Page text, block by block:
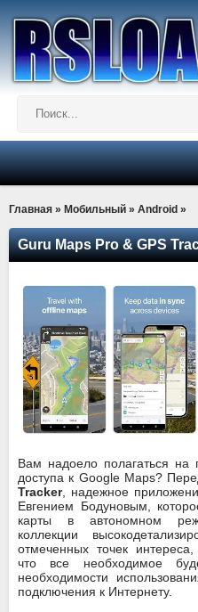
Главная » Мобильный » Android »
Guru Maps Pro & GPS
Вам надоело полагаться на
доступа к Google Maps?
Tracker, надежное
Евгением Бодуновым,
карты в автономном
коллекции
отмеченных точек
что все необходимое
необходимости
подключения к Интернету.